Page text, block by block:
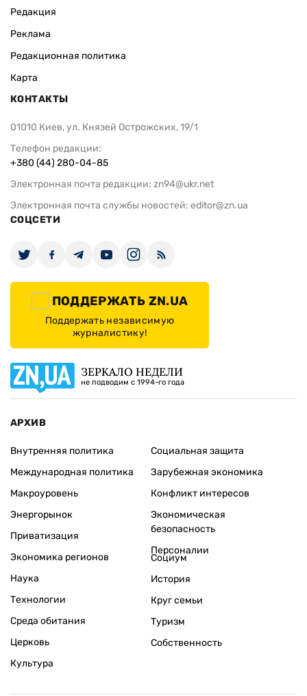
Редакция
Реклама
Редакционная политика
Карта
КОНТАКТЫ
01010 Киев, ул. Князей Острожских, 19/1
Телефон редакции:
+380 (44) 280-04-85
Электронная почта редакции: zn94@ukr.net
Электронная почта службы новостей: editor@zn.ua
СОЦСЕТИ
ПОДДЕРЖАТЬ ZN.UA
Поддержать независимую
журналистику!
ЗЕРКАЛО НЕДЕЛИ
не подводим с 1994-го года
АРХИВ
Внутренняя политика
Международная политика
Макроуровень
Энергорынок
Приватизация
Экономика регионов
Социальная защита
Зарубежная экономика
Конфликт интересов
Экономическая
безопасность
Персоналии
Наука
Технологии
Среда обитания
Церковь
Культура
Социум
История
Круг семьи
Туризм
Собственность